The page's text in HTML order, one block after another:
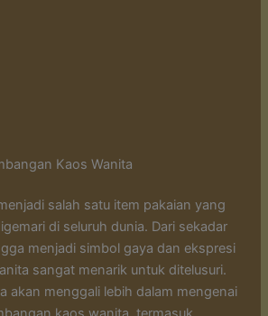
Kaos Wanita
salah satu item pakaian yang
di seluruh dunia. Dari sekadar
menjadi simbol gaya dan ekspresi
sangat menarik untuk ditelusuri.
akan menggali lebih dalam mengenai